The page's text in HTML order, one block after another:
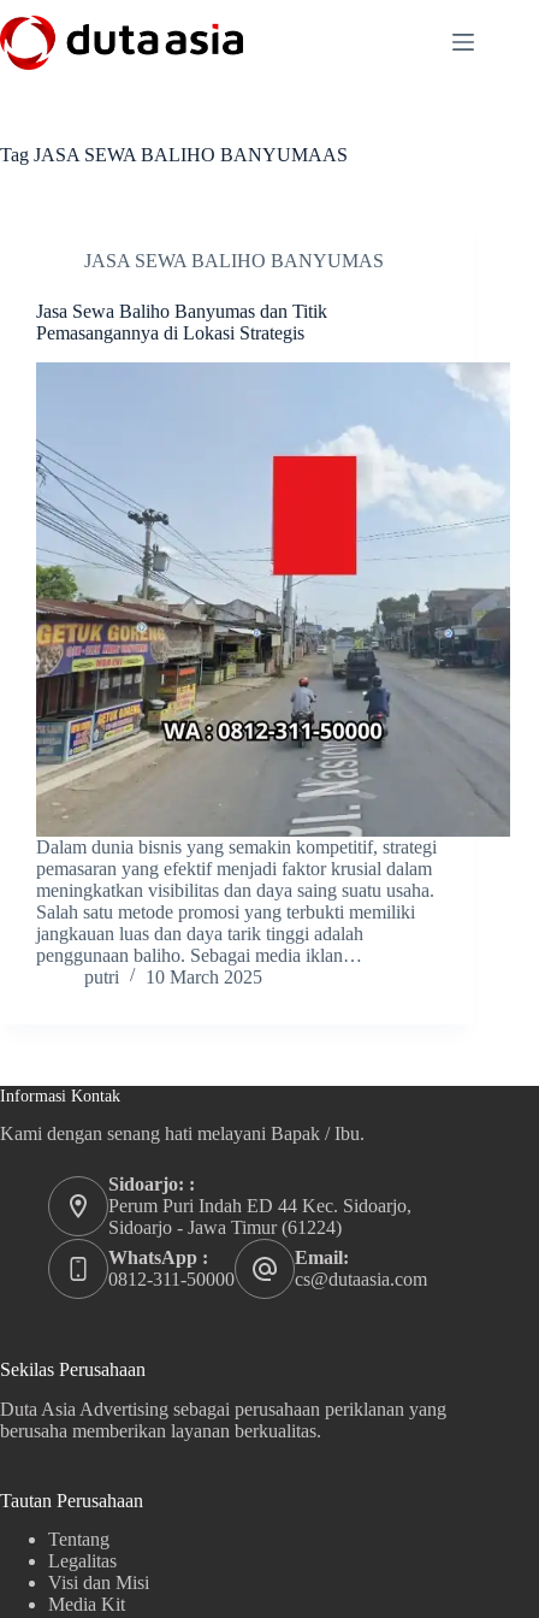
to
content
Tag JASA SEWA BALIHO BANYUMAAS
JASA SEWA BALIHO BANYUMAS
Jasa Sewa Baliho Banyumas dan Titik
Pemasangannya di Lokasi Strategis
Dalam dunia bisnis yang semakin kompetitif, strategi
pemasaran yang efektif menjadi faktor krusial dalam
meningkatkan visibilitas dan daya saing suatu usaha.
Salah satu metode promosi yang terbukti memiliki
jangkauan luas dan daya tarik tinggi adalah
penggunaan baliho. Sebagai media iklan…
putri
10 March 2025
Informasi Kontak
Kami dengan senang hati melayani Bapak / Ibu.
Sidoarjo: :
Perum Puri Indah ED 44 Kec. Sidoarjo,
Sidoarjo - Jawa Timur (61224)
WhatsApp :
0812-311-50000
Email:
cs@dutaasia.com
Sekilas Perusahaan
Duta Asia Advertising sebagai perusahaan periklanan yang
berusaha memberikan layanan berkualitas.
Tautan Perusahaan
Tentang
Legalitas
Visi dan Misi
Media Kit